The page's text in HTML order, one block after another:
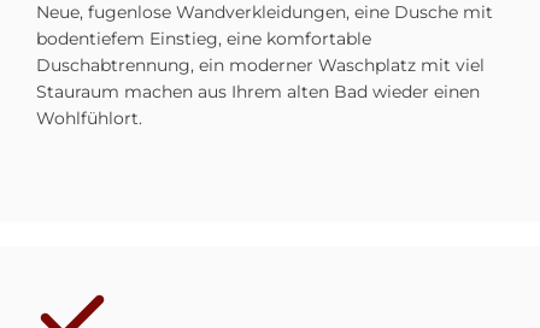
Neue, fugenlose Wandverkleidungen, eine Dusche mit
bodentiefem Einstieg, eine komfortable
Duschabtrennung, ein moderner Waschplatz mit viel
Stauraum machen aus Ihrem alten Bad wieder einen
Wohlfühlort.